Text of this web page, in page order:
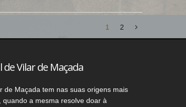
1 2
Vilar de Maçada
de Maçada tem nas suas origens mais
a mesma resolve doar à